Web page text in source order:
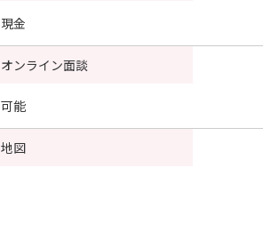
現金
オンライン面談
可能
地図